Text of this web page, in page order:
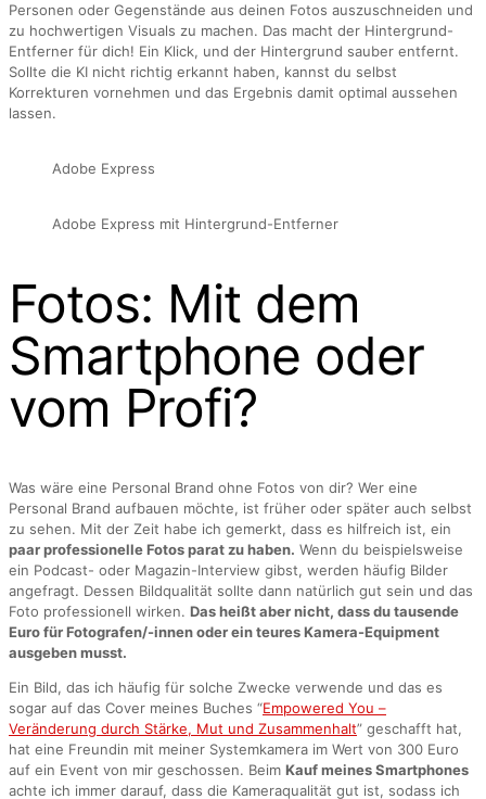
Personen oder Gegenstände aus deinen Fotos auszuschneiden und
zu hochwertigen Visuals zu machen. Das macht der Hintergrund-
Entferner für dich! Ein Klick, und der Hintergrund sauber entfernt.
Sollte die KI nicht richtig erkannt haben, kannst du selbst
Korrekturen vornehmen und das Ergebnis damit optimal aussehen
lassen.
Adobe Express
Adobe Express mit Hintergrund-Entferner
Fotos: Mit dem
Smartphone oder
vom Profi?
Was wäre eine Personal Brand ohne Fotos von dir? Wer eine
Personal Brand aufbauen möchte, ist früher oder später auch selbst
zu sehen. Mit der Zeit habe ich gemerkt, dass es hilfreich ist, ein
paar professionelle Fotos parat zu haben. Wenn du beispielsweise
ein Podcast- oder Magazin-Interview gibst, werden häufig Bilder
angefragt. Dessen Bildqualität sollte dann natürlich gut sein und das
Foto professionell wirken. Das heißt aber nicht, dass du tausende
Euro für Fotografen/-innen oder ein teures Kamera-Equipment
ausgeben musst.
Ein Bild, das ich häufig für solche Zwecke verwende und das es
sogar auf das Cover meines Buches “Empowered You –
Veränderung durch Stärke, Mut und Zusammenhalt” geschafft hat,
hat eine Freundin mit meiner Systemkamera im Wert von 300 Euro
auf ein Event von mir geschossen. Beim Kauf meines Smartphones
achte ich immer darauf, dass die Kameraqualität gut ist, sodass ich